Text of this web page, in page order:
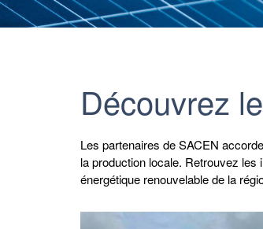
Découvrez
Les partenaires de SACEN
la production locale. Retrouvez
énergétique renouvelable de la